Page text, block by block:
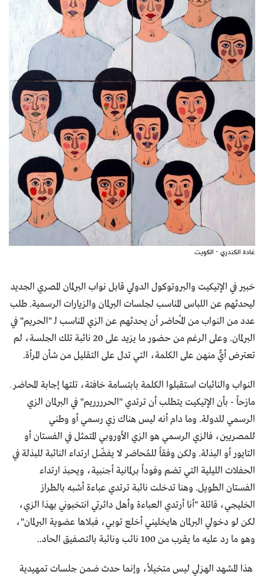
غادة الكندري - الكويت
خبير في الإتيكيت والبروتوكول الدولي قابل نواب البرلمان المصري الجديد
ليحدثهم عن اللباس المناسب لجلسات البرلمان والزيارات الرسمية. طلب
عدد من النواب من المُحاضر أن يحدثهم عن الزي المناسب لـ "الحريم" في
البرلمان. وعلى الرغم من حضور ما يزيد على 20 نائبة تلك الجلسة، لم
تعترض أيٌّ منهن على الكلمة، التي تدل على التقليل من شأن المرأة.
النواب والنائبات استقبلوا الكلمة بابتسامة خافتة، تلتها إجابة المحاضر ـ
مازحاً - بأن الإتيكيت يتطلب أن ترتدي "الحرررريم" في البرلمان الزي
الرسمي للدولة. وما دام أنه ليس هناك زي رسمي أو وطني
للمصريين، فالزي الرسمي هو الزي الأوروبي المتمثل في الفستان أو
التايور أو البذلة. ولكن وفقاً للمُحاضر لا يفضّل ارتداء النائبة للبذلة في
الحفلات الليلية التي تضم وفوداً برلمانية أجنبية، ويحبذ ارتداء
الفستان الطويل. وهنا تدخلت نائبة ترتدي عباءة أشبه بالطراز
الخليجي، قائلة "أنا أرتدي العباءة وأهل دائرتي انتخبوني بهذا الزي،
لكن لو دخولي البرلمان هايخليني أخلع توبي، فبلاها عضوية البرلمان"،
وهو ما رد عليه ما يقرب من 100 نائب ونائبة بالتصفيق الحاد..
هذا المشهد الهزلي ليس متخيلاً، وإنما حدث ضمن جلسات تمهيدية